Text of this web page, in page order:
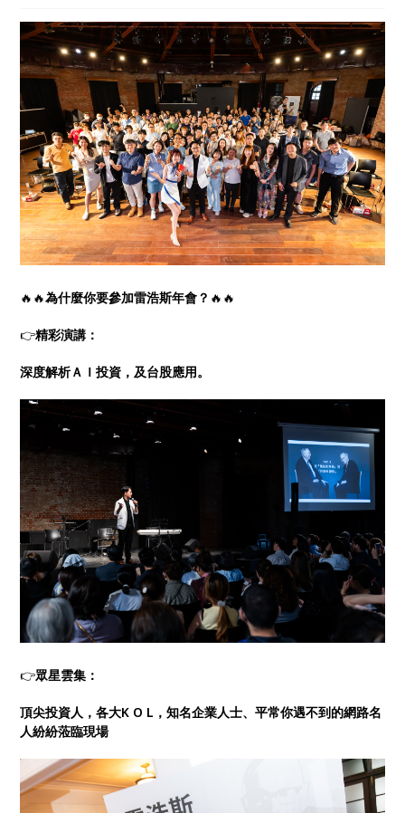
對話。
🔥🔥為什麼你要參加雷浩斯年會？ 🔥🔥
👉精彩演講：
深度解析ＡＩ投資，及台股應用。
👉眾星雲集：
頂尖投資人，各大K O L，知名企業人士、平常你遇不到的網路名
人紛紛蒞臨現場